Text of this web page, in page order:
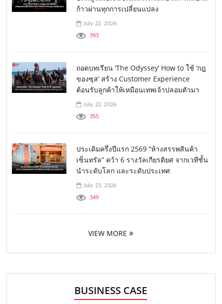
ก้าวผ่านทุกการเปลี่ยนแปลง
July 22, 2026
393
ถอดบทเรียน ‘The Odyssey’ How to ใช้ ‘กฎ
ของซุส’ สร้าง Customer Experience
ต้อนรับลูกค้าให้เหมือนเทพเจ้าปลอมตัวมา
July 22, 2026
355
ประเดิมครึ่งปีแรก 2569 “ห้างสรรพสินค้า
เซ็นทรัล” คว้า 6 รางวัลเกียรติยศ จากเวทีชั้น
นำระดับโลก และระดับประเทศ
July 23, 2026
349
VIEW MORE
BUSINESS CASE